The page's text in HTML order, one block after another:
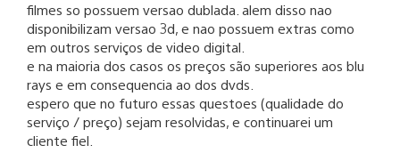
filmes so possuem versao dublada. alem disso nao
disponibilizam versao 3d, e nao possuem extras como
em outros serviços de video digital.
e na maioria dos casos os preços são superiores aos blu
rays e em consequencia ao dos dvds.
espero que no futuro essas questoes (qualidade do
serviço / preço) sejam resolvidas, e continuarei um
cliente fiel.